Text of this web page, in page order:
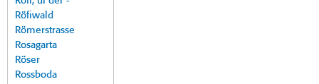
Röfiwald
Römerstrasse
Rosagarta
Röser
Rossboda